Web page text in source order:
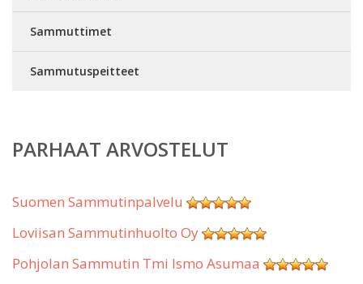
Sammuttimet
Sammutuspeitteet
PARHAAT ARVOSTELUT
Suomen Sammutinpalvelu
Loviisan Sammutinhuolto Oy
Pohjolan Sammutin Tmi Ismo Asumaa